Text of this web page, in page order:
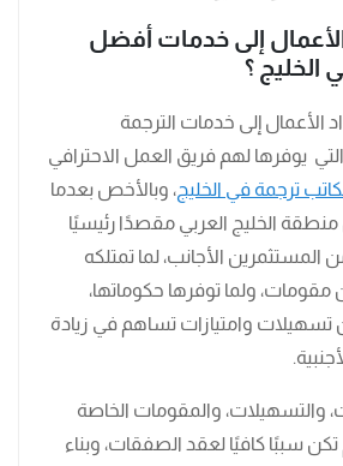
إلى خدمات أفضل
الخليج ؟
الأعمال إلى خدمات الترجمة
التي يوفرها لهم فريق العمل الاحترافي
ترجمة في الخليج، وبالأخص بعدما
الخليج العربي مقصدًا رئيسيًا
المستثمرين الأجانب، لما تمتلكه
ولما توفرها حكوماتها،
تسهيلات وامتيازات تساهم في زيادة
والتسهيلات، والمقومات الخاصة
تكن سببًا كافيًا لعقد الصفقات، وبناء